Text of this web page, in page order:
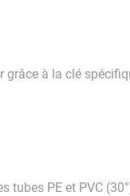
à la clé
PE et PVC